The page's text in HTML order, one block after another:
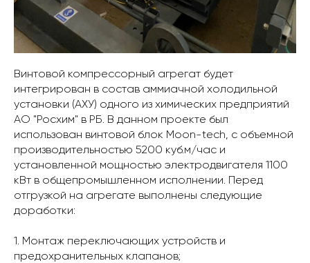
Винтовой компрессорный агрегат будет
интегрирован в состав аммиачной холодильной
установки (АХУ) одного из химических предприятий
АО "Росхим" в РБ. В данном проекте был
использован винтовой блок Moon-tech, с объемной
производительностью 5200 куб.м/час и
установленной мощностью электродвигателя 1100
кВт в общепромышленном исполнении. Перед
отгрузкой на агрегате выполнены следующие
доработки:
1. Монтаж переключающих устройств и
предохранительных клапанов;